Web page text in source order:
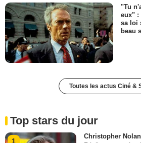
"Tu
eux" :
sa loi
beau
Toutes les actus Ciné &
Top stars du jour
1
Christopher Nolan